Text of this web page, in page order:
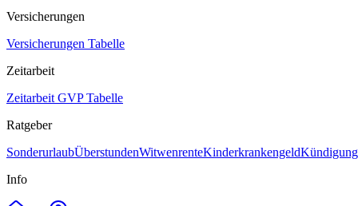
Versicherungen
Versicherungen Tabelle
Zeitarbeit
Zeitarbeit GVP Tabelle
Ratgeber
SonderurlaubÜberstundenWitwenrenteKinderkrankengeld
Info